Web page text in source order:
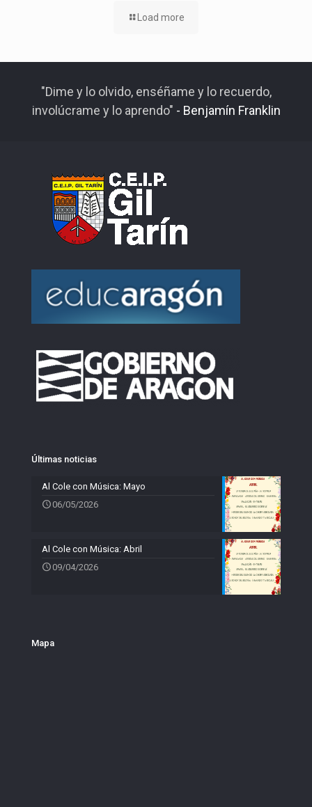
Load more
"Dime y lo olvido, enséñame y lo recuerdo,
involúcrame y lo aprendo" - Benjamín Franklin
Últimas noticias
Al Cole con Música: Mayo
06/05/2026
Al Cole con Música: Abril
09/04/2026
Mapa